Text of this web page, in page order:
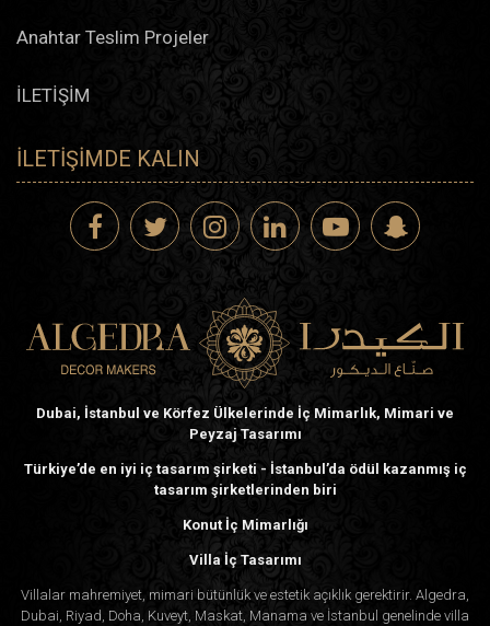
Anahtar Teslim Projeler
İLETİŞİM
İLETIŞIMDE KALIN
Dubai, İstanbul ve Körfez Ülkelerinde İç Mimarlık, Mimari ve
Peyzaj Tasarımı
Türkiye’de en iyi iç tasarım şirketi - İstanbul’da ödül kazanmış iç
tasarım şirketlerinden biri
Konut İç Mimarlığı
Villa İç Tasarımı
Villalar mahremiyet, mimari bütünlük ve estetik açıklık gerektirir. Algedra,
Dubai, Riyad, Doha, Kuveyt, Maskat, Manama ve İstanbul genelinde villa